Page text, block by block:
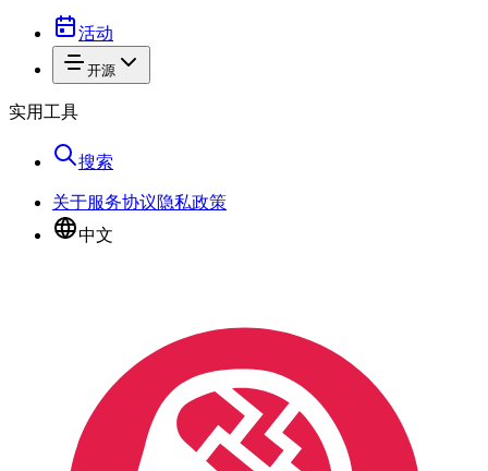
活动
开源
实用工具
搜索
关于服务协议隐私政策
中文